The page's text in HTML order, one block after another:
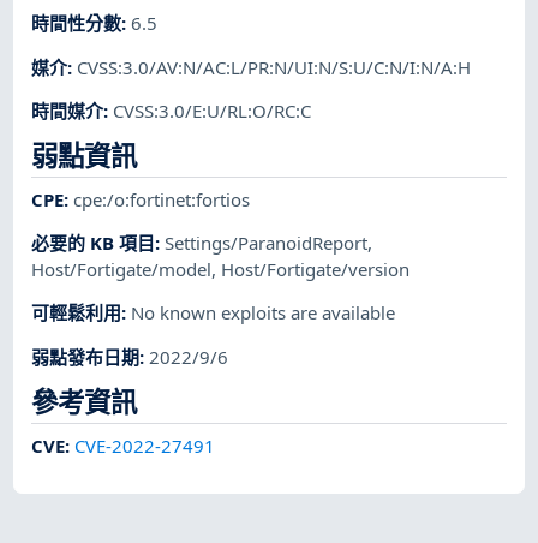
時間性分數:6.5
媒介: CVSS:3.0/AV:N/AC:L/PR:N/UI:N/S:U/C:N/I:N/A:H
時間媒介: CVSS:3.0/E:U/RL:O/RC:C
弱點資訊
CPE:cpe:/o:fortinet:fortios
必要的 KB 項目:Settings/ParanoidReport,
Host/Fortigate/model, Host/Fortigate/version
可輕鬆利用: No known exploits are available
弱點發布日期: 2022/9/6
參考資訊
CVE: CVE-2022-27491